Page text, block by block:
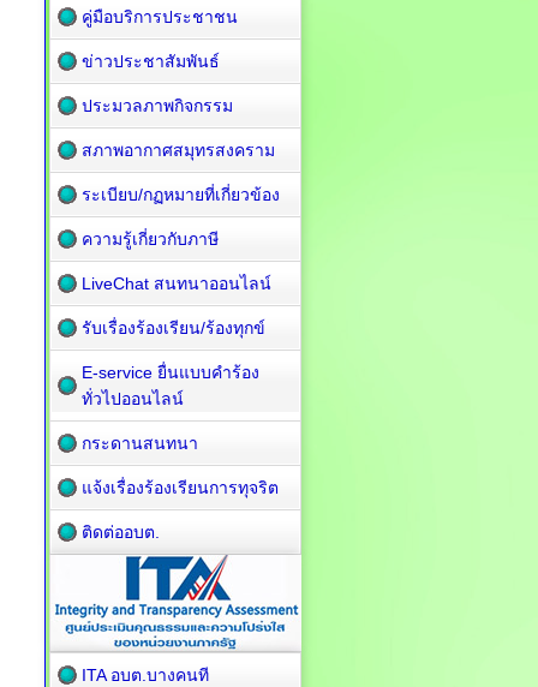
คู่มือบริการประชาชน
ข่าวประชาสัมพันธ์
ประมวลภาพกิจกรรม
สภาพอากาศสมุทรสงคราม
ระเบียบ/กฏหมายที่เกี่ยวข้อง
ความรู้เกี่ยวกับภาษี
LiveChat สนทนาออนไลน์
รับเรื่องร้องเรียน/ร้องทุกข์
E-service ยื่นแบบคำร้อง
ทั่วไปออนไลน์
กระดานสนทนา
แจ้งเรื่องร้องเรียนการทุจริต
ติดต่ออบต.
ITA อบต.บางคนที